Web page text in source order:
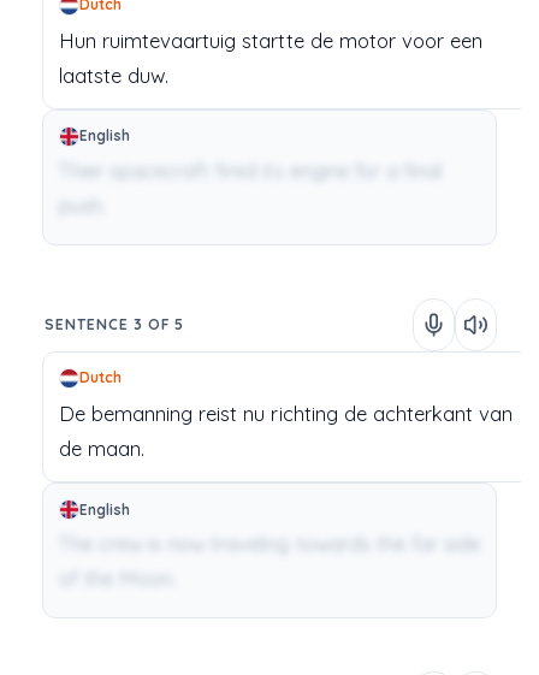
Dutch
Hun ruimtevaartuigstartte de motor voor een
laatste duw.
English
SENTENCE 3 OF 5
Dutch
De bemanning reist nu richting de achterkantvan
de maan.
English